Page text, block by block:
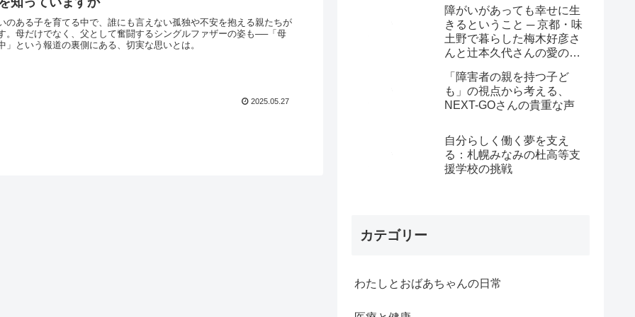
のある子を育てる中で、誰にも言えない孤独や不安を抱える親たちが
。母だけでなく、父として奮闘するシングルファザーの姿も──「母
」という報道の裏側にある、切実な思いとは。
2025.05.27
障がいがあっても幸せに生
きるということ ─ 京都・味
土野で暮らした梅木好彦さ
んと辻本久代さんの愛の物
「障害者の親を持つ子ど
も」の視点から考える、
NEXT-GOさんの貴重な声
自分らしく働く夢を支え
る：札幌みなみの杜高等支
援学校の挑戦
カテゴリー
わたしとおばあちゃんの日常